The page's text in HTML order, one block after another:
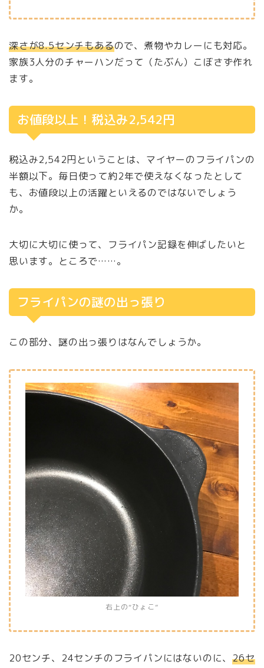
深さが8.5センチもあるので、煮物やカレーにも対応。
家族3人分のチャーハンだって（たぶん）こぼさず作れ
ます。
お値段以上！税込み2,542円
税込み2,542円ということは、マイヤーのフライパンの
半額以下。毎日使って約2年で使えなくなったとして
も、お値段以上の活躍といえるのではないでしょう
か。
大切に大切に使って、フライパン記録を伸ばしたいと
思います。ところで……。
フライパンの謎の出っ張り
この部分、謎の出っ張りはなんでしょうか。
右上の“ひょこ”
20センチ、24センチのフライパンにはないのに、26セ